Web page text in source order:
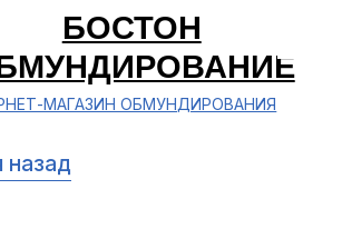
БОСТОН
ОБМУНДИРОВАНИЯ
назад